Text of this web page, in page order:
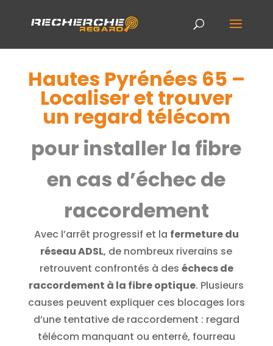
Hautes Pyrénées 65 –
Localiser et trouver
un regard télécom
pour installer la fibre
en cas d’échec de
raccordement
Avec l’arrêt progressif et la fermeture du
réseau ADSL, de nombreux riverains se
retrouvent confrontés à des échecs de
raccordement à la fibre optique. Plusieurs
causes peuvent expliquer ces blocages lors
d’une tentative de raccordement : regard
télécom manquant ou enterré, fourreau